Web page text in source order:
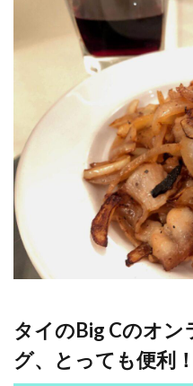
タイのBig Cのオ
グ、とっても便利！